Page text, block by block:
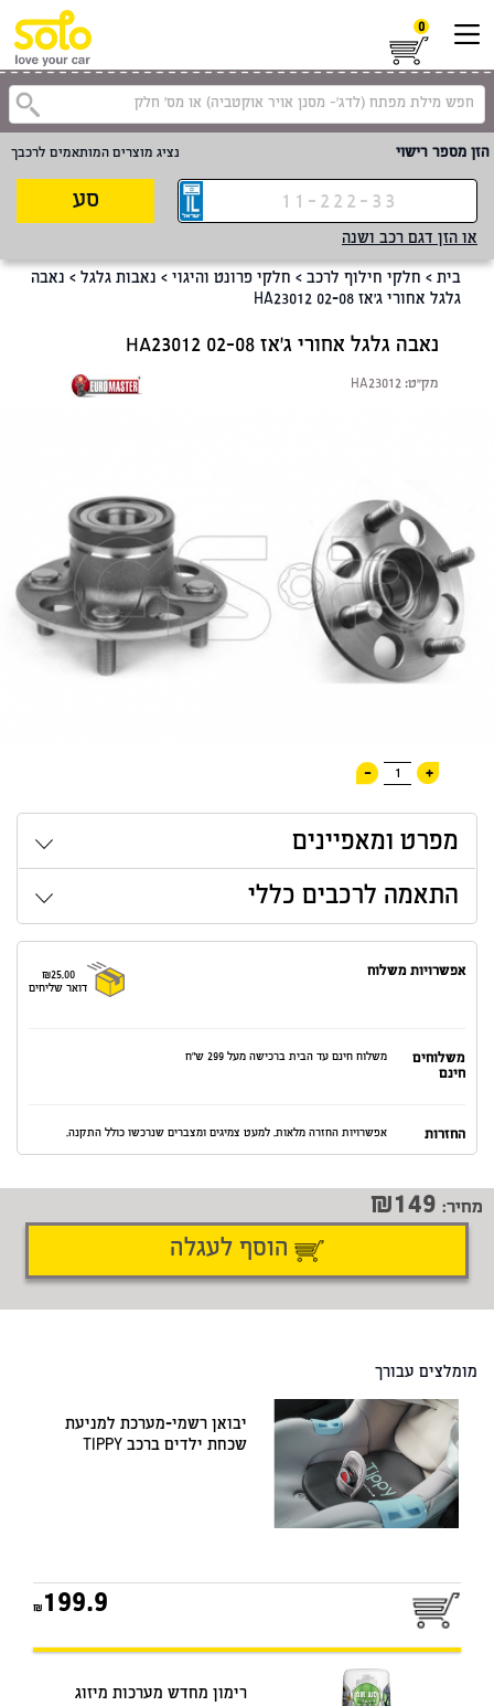
0
הזן מספר רישוי נציג מוצרים המותאמים לרכבך
סע
או הזן דגם רכב ושנה
בית > חלקי חילוף לרכב > חלקי פרונט והיגוי > נאבות גלגל > נאבה
גלגל אחורי ג'אז 02-08 HA23012
נאבה גלגל אחורי ג'אז 02-08 HA23012
מק"ט: HA23012
+
1
-
מפרט ומאפיינים
התאמה לרכבים כללי
אפשרויות משלוח
₪25.00
דואר שליחים
משלוחים
חינם
משלוח חינם עד הבית ברכישה מעל 299 ש"ח
החזרות אפשרויות החזרה מלאות. למעט צמיגים ומצברים שנרכשו כולל התקנה.
שתף דיווח על טעות
מחיר: 149
הוסף לעגלה
מומלצים עבורך
יבואן רשמי-מערכת למניעת
שכחת ילדים ברכב TIPPY
199.9
רימון מחדש מערכות מיזוג